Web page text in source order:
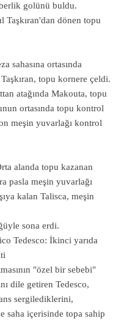
golünü buldu.
Taşkıran'dan dönen topu
sahasına ortasında
topu kornere çeldi.
atağında Makouta, topu
ortasında topu kontrol
meşin yuvarlağı kontrol
alanda topu kazanan
pasla meşin yuvarlağı
kalan Talisca, meşin
sona erdi.
Tedesco: İkinci yarıda
"özel bir sebebi"
dile getiren Tedesco,
sergilediklerini,
saha içerisinde topa sahip